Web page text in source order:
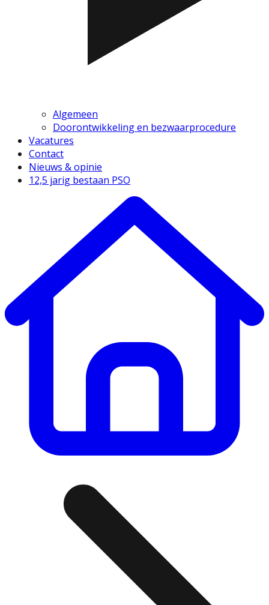
Algemeen
Doorontwikkeling en bezwaarprocedure
Vacatures
Contact
Nieuws & opinie
12,5 jarig bestaan PSO